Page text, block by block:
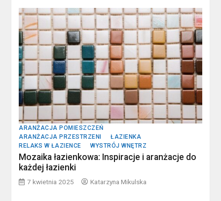
ARANŻACJA POMIESZCZEŃ
ARANŻACJA PRZESTRZENI
ŁAZIENKA
RELAKS W ŁAZIENCE
WYSTRÓJ WNĘTRZ
Mozaika łazienkowa: Inspiracje i aranżacje do
każdej łazienki
7 kwietnia 2025 Katarzyna Mikulska